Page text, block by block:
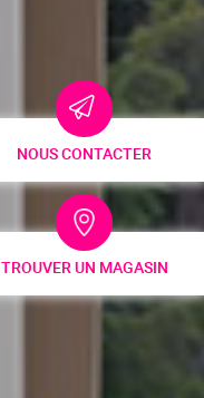
NOUS CONTACTER
TROUVER UN MAGASIN